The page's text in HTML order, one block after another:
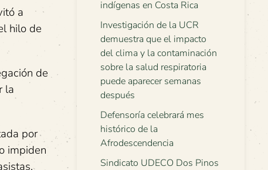
a
hilo de
de
la
por
impiden
indígenas en Costa Rica
Investigación de la UCR
demuestra que el impacto
del clima y la contaminación
sobre la salud respiratoria
puede aparecer semanas
después
Defensoría celebrará mes
histórico de la
Afrodescendencia
Sindicato UDECO Dos Pinos